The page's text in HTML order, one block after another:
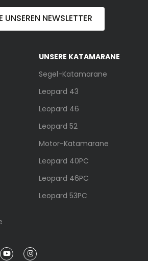
UNSEREN NEWSLETTER
UNSERE KATAMARANE
Segel-Katamarane
Leopard 43
Leopard 46
Leopard 52
Motor-Katamarane
Leopard 40PC
Leopard 46PC
Leopard 53PC